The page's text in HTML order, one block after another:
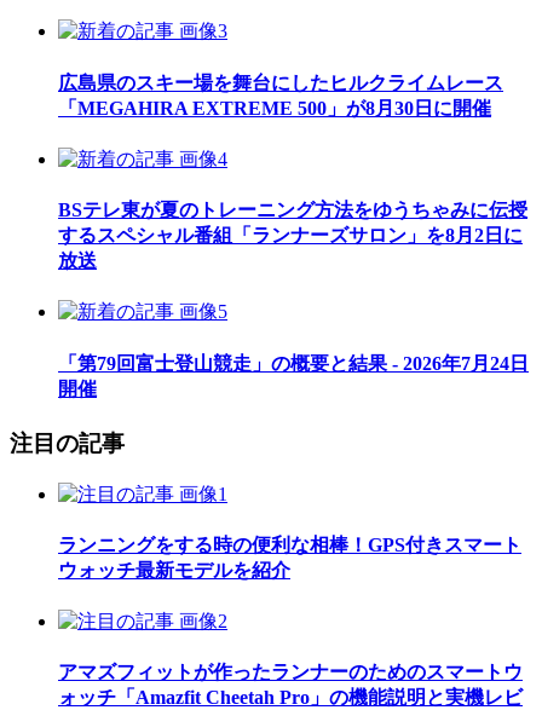
広島県のスキー場を舞台にしたヒルクライムレース
「MEGAHIRA EXTREME 500」が8月30日に開催
BSテレ東が夏のトレーニング方法をゆうちゃみに伝授
するスペシャル番組「ランナーズサロン」を8月2日に
放送
「第79回富士登山競走」の概要と結果 - 2026年7月24日
開催
注目の記事
ランニングをする時の便利な相棒！GPS付きスマート
ウォッチ最新モデルを紹介
アマズフィットが作ったランナーのためのスマートウ
ォッチ「Amazfit Cheetah Pro」の機能説明と実機レビ